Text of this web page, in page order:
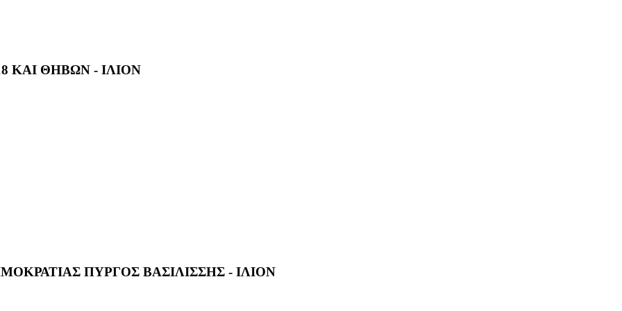
ΚΑΙ ΘΗΒΩΝ - ΙΛΙΟΝ
ΠΥΡΓΟΣ ΒΑΣΙΛΙΣΣΗΣ - ΙΛΙΟΝ